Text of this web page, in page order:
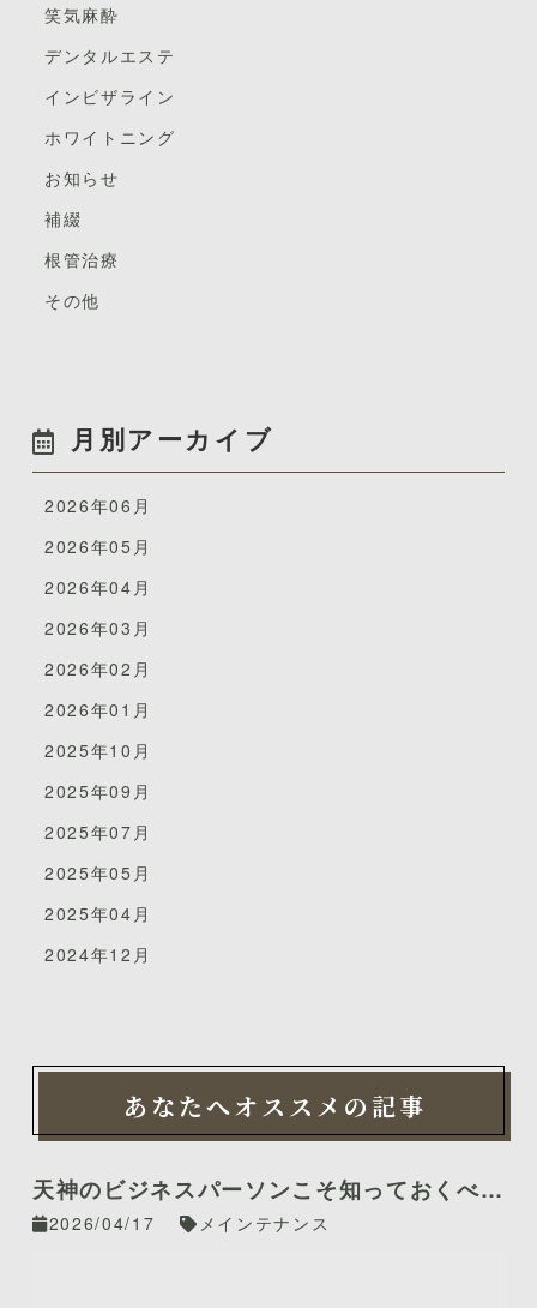
笑気麻酔
デンタルエステ
インビザライン
ホワイトニング
お知らせ
補綴
根管治療
その他
月別アーカイブ
2026年06月
2026年05月
2026年04月
2026年03月
2026年02月
2026年01月
2025年10月
2025年09月
2025年07月
2025年05月
2025年04月
2024年12月
あなたへオススメの記事
天神のビジネスパーソンこそ知っておくべき
「歯の定期検診」が最強の自己投資であるこ
2026/04/17 メインテナンス